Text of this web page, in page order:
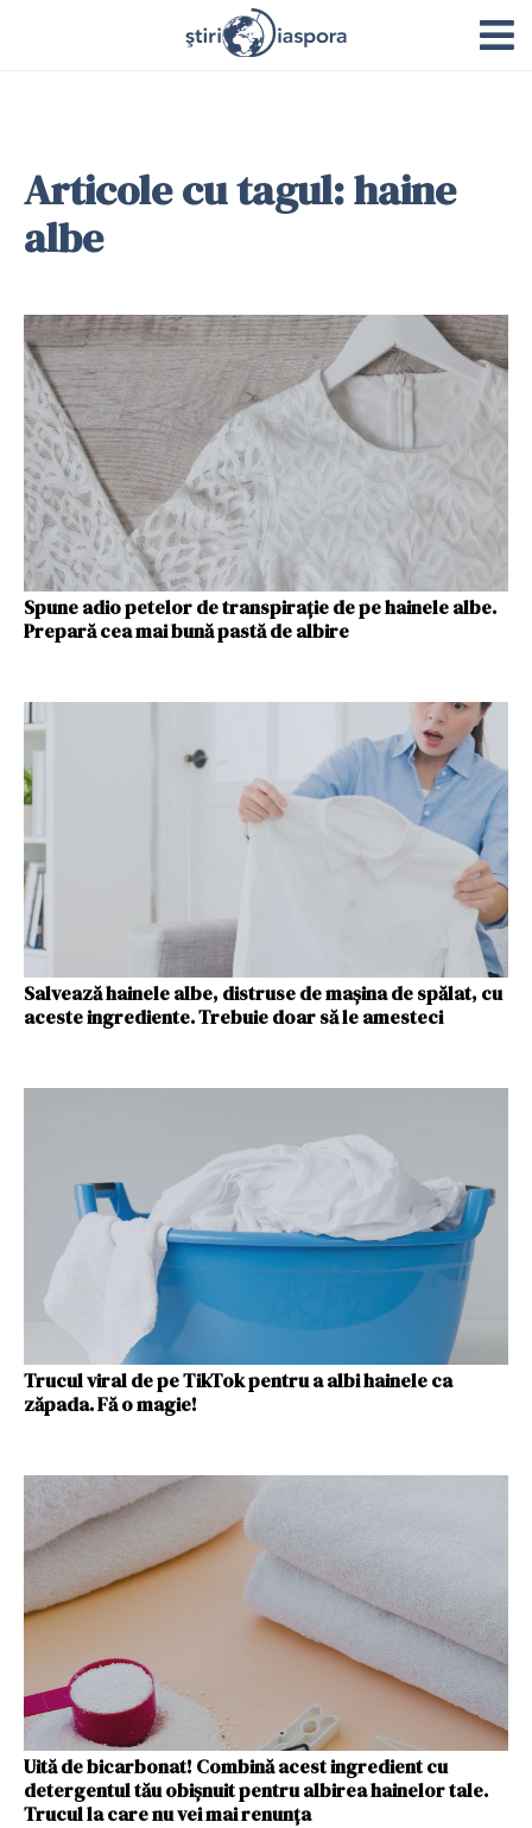
Articole cu tagul: haine
albe
Spune adio petelor de transpirație de pe hainele albe.
Prepară cea mai bună pastă de albire
Salvează hainele albe, distruse de mașina de spălat, cu
aceste ingrediente. Trebuie doar să le amesteci
Trucul viral de pe TikTok pentru a albi hainele ca
zăpada. Fă o magie!
Uită de bicarbonat! Combină acest ingredient cu
detergentul tău obișnuit pentru albirea hainelor tale.
Trucul la care nu vei mai renunța